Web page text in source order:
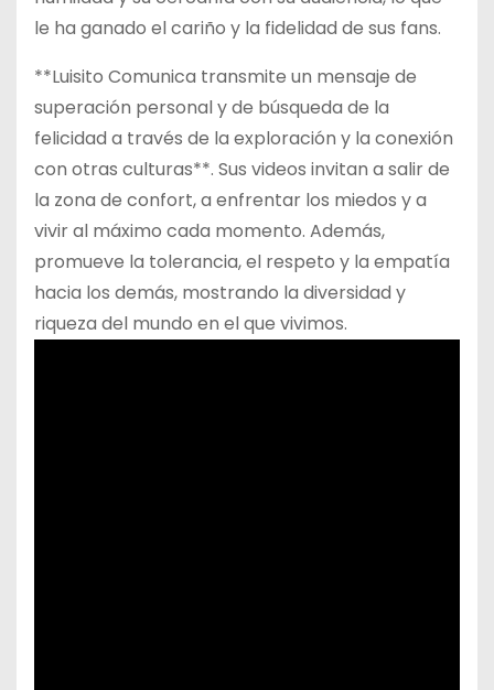
le ha ganado el cariño y la fidelidad de sus fans.
**Luisito Comunica transmite un mensaje de
superación personal y de búsqueda de la
felicidad a través de la exploración y la conexión
con otras culturas**. Sus videos invitan a salir de
la zona de confort, a enfrentar los miedos y a
vivir al máximo cada momento. Además,
promueve la tolerancia, el respeto y la empatía
hacia los demás, mostrando la diversidad y
riqueza del mundo en el que vivimos.